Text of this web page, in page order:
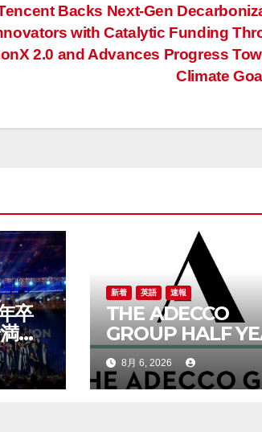
Backs Next-Gen
with Catalytic Funding
2.0 and Advances Progress
Climate
卒
点
新着 英語 速報
THE ADECCO
GROUP HALF
REPORT 2026
8月 6, 2026